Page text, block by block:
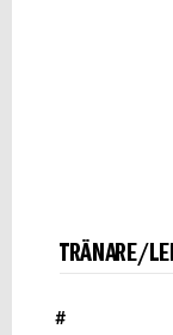
TRÄNARE/
#